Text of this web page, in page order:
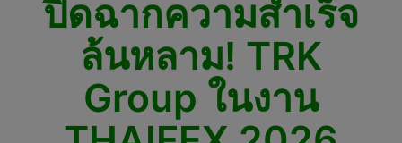
ปิดฉากความสำเร็จ
ล้นหลาม! TRK
Group ในงาน